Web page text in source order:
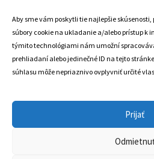
Aby sme vám poskytli tie najlepšie
súbory cookie na ukladanie a/alebo prístup k
týmito technológiami nám umožní
prehliadaní alebo jedinečné ID na tejto
súhlasu môže nepriaznivo ovplyvniť určité
Prijať
Trstená 02801
+421 905 806 234
Český